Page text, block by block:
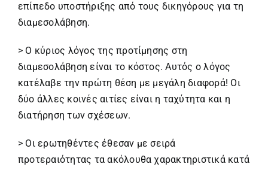
επίπεδο υποστήριξης από τους δικηγόρους για τη
διαμεσολάβηση.
> Ο κύριος λόγος της προτίμησης στη
διαμεσολάβηση είναι το κόστος. Αυτός ο λόγος
κατέλαβε την πρώτη θέση με μεγάλη διαφορά! Οι
δύο άλλες κοινές αιτίες είναι η ταχύτητα και η
διατήρηση των σχέσεων.
> Οι ερωτηθέντες έθεσαν με σειρά
προτεραιότητας τα ακόλουθα χαρακτηριστικά κατά